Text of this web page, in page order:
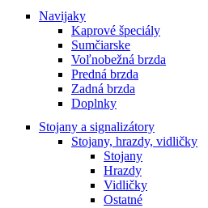
Navijaky
Kaprové špeciály
Sumčiarske
Voľnobežná brzda
Predná brzda
Zadná brzda
Doplnky
Stojany a signalizátory
Stojany, hrazdy, vidličky
Stojany
Hrazdy
Vidličky
Ostatné